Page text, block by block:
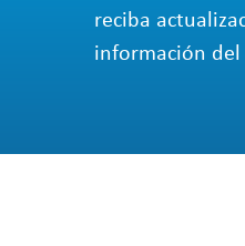
reciba
información del